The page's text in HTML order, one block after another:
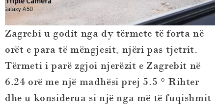
Zagrebi u godit nga dy tërmete të forta në
orët e para të mëngjesit, njëri pas tjetrit.
Tërmeti i parë zgjoi njerëzit e Zagrebit në
6.24 orë me një madhësi prej 5.5 ° Rihter
dhe u konsiderua si një nga më të fuqishmit